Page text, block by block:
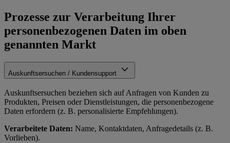
Prozesse zur Verarbeitung Ihrer
personenbezogenen Daten im oben
genannten Markt
Auskunftsersuchen / Kundensupport
Auskunftsersuchen beziehen sich auf Anfragen von Kunden zu
Produkten, Preisen oder Dienstleistungen, die personenbezogene
Daten erfordern (z. B. personalisierte Empfehlungen).
Verarbeitete Daten: Name, Kontaktdaten, Anfragedetails (z. B.
Vorlieben).